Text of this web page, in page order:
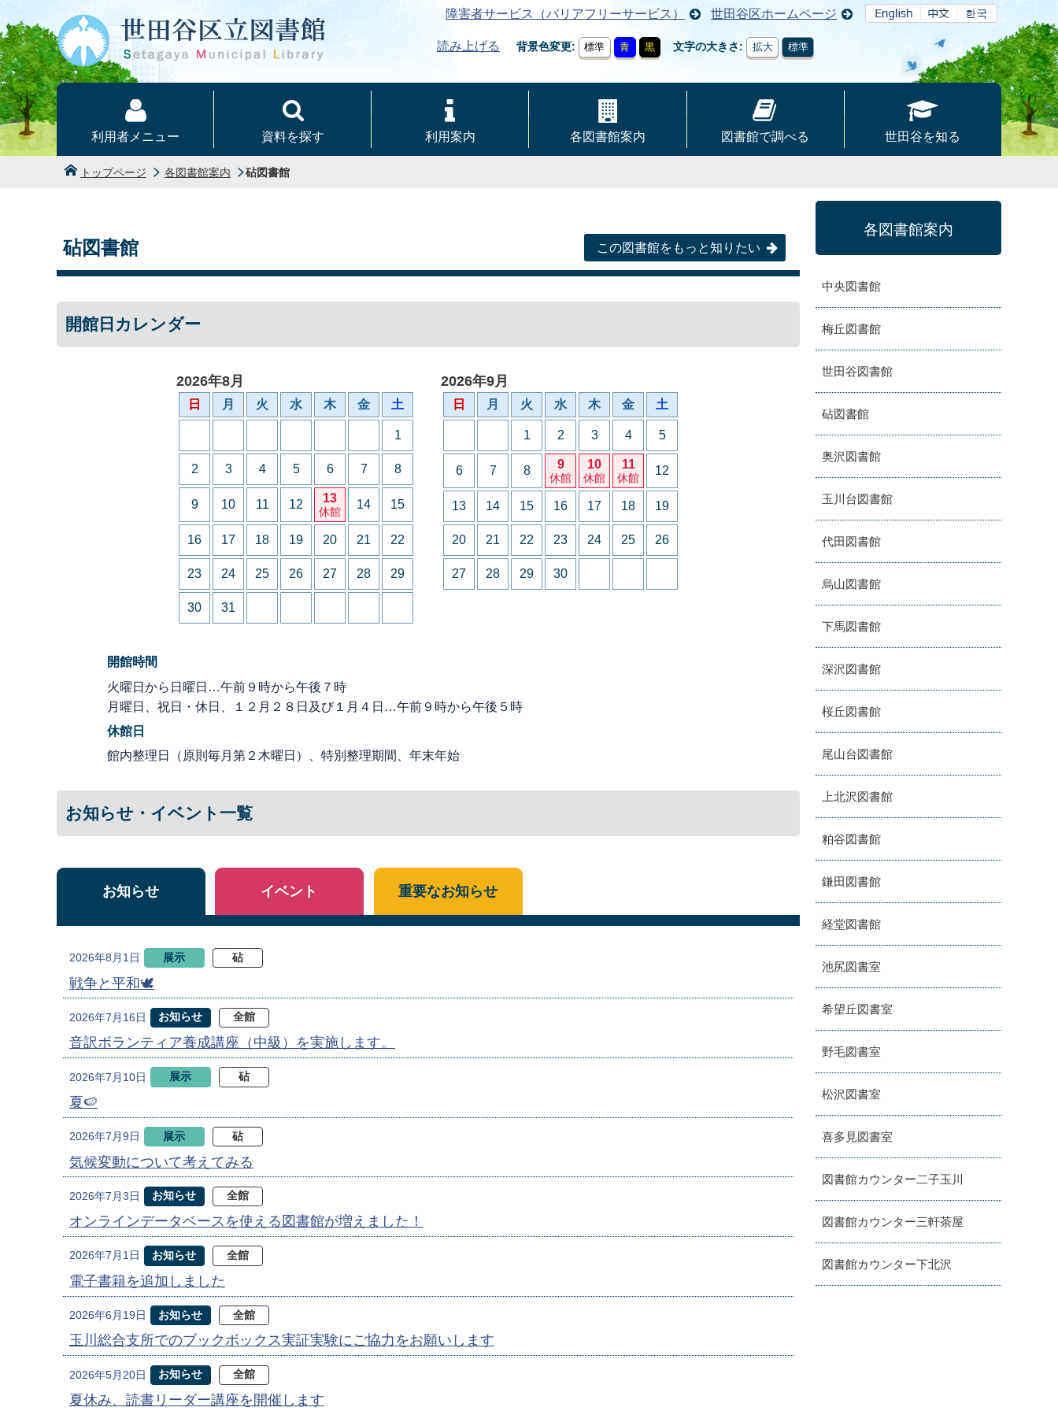
本文へ
障害者サービス（バリアフリーサービス） 世田谷区ホームページ
読み上げる 背景色変更 標準 青 黒 文字の大きさ 拡大 標準
利用者メニュー 資料を探す 利用案内 各図書館案内 図書館で調べる 世田谷を知る
トップページ 各図書館案内 砧図書館
砧図書館 この図書館をもっと知りたい
開館日カレンダー
2026年8月
日 月 火 水 木 金 土
1
2 3 4 5 6 7 8
9 10 11 12 13
休館
14 15
16 17 18 19 20 21 22
23 24 25 26 27 28 29
30 31
2026年9月
日 月 火 水 木 金 土
1 2 3 4 5
6 7 8 9
休館
10
休館
11
休館
12
13 14 15 16 17 18 19
20 21 22 23 24 25 26
27 28 29 30
開館時間
火曜日から日曜日…午前９時から午後７時
月曜日、祝日・休日、１２月２８日及び１月４日…午前９時から午後５時
休館日
館内整理日（原則毎月第２木曜日）、特別整理期間、年末年始
お知らせ・イベント一覧
お知らせ
2026年8月1日 展示 砧
戦争と平和🕊
2026年7月16日 お知らせ 全館
音訳ボランティア養成講座（中級）を実施します。
2026年7月10日 展示 砧
夏🍉
2026年7月9日 展示 砧
気候変動について考えてみる
2026年7月3日 お知らせ 全館
オンラインデータベースを使える図書館が増えました！
2026年7月1日 お知らせ 全館
電子書籍を追加しました
2026年6月19日 お知らせ 全館
玉川総合支所でのブックボックス実証実験にご協力をお願いします
2026年5月20日 お知らせ 全館
夏休み、読書リーダー講座を開催します
イベント 重要なお知らせ
各図書館案内
中央図書館
梅丘図書館
世田谷図書館
砧図書館
奥沢図書館
玉川台図書館
代田図書館
烏山図書館
下馬図書館
深沢図書館
桜丘図書館
尾山台図書館
上北沢図書館
粕谷図書館
鎌田図書館
経堂図書館
池尻図書室
希望丘図書室
野毛図書室
松沢図書室
喜多見図書室
図書館カウンター二子玉川
図書館カウンター三軒茶屋
図書館カウンター下北沢